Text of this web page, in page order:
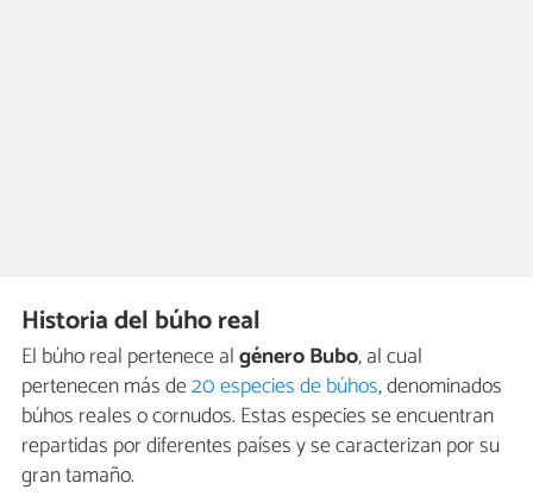
Historia del búho real
El búho real pertenece algénero Bubo, al cual
pertenecen más de20 especies de búhos, denominados
búhos reales o cornudos. Estas especies se encuentran
repartidas por diferentes países y se caracterizan por su
gran tamaño.